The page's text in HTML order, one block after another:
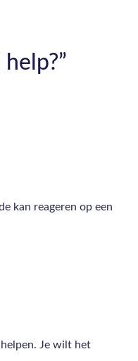
kan reageren op een
Je wilt het